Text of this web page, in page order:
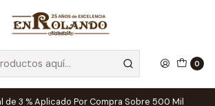
0
3 % Aplicado Por Compra Sobre 500 Mil